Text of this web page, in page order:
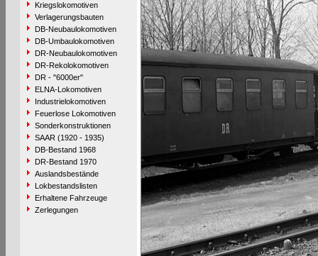
Kriegslokomotiven
Verlagerungsbauten
DB-Neubaulokomotiven
DB-Umbaulokomotiven
DR-Neubaulokomotiven
DR-Rekolokomotiven
DR - "6000er"
ELNA-Lokomotiven
Industrielokomotiven
Feuerlose Lokomotiven
Sonderkonstruktionen
SAAR (1920 - 1935)
DB-Bestand 1968
DR-Bestand 1970
Auslandsbestände
Lokbestandslisten
Erhaltene Fahrzeuge
Zerlegungen